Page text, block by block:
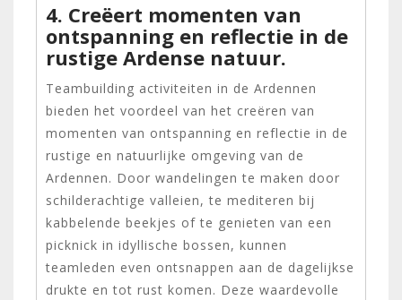
4. Creëert momenten van
ontspanning en reflectie in de
rustige Ardense natuur.
Teambuilding activiteiten in de Ardennen
bieden het voordeel van het creëren van
momenten van ontspanning en reflectie in de
rustige en natuurlijke omgeving van de
Ardennen. Door wandelingen te maken door
schilderachtige valleien, te mediteren bij
kabbelende beekjes of te genieten van een
picknick in idyllische bossen, kunnen
teamleden even ontsnappen aan de dagelijkse
drukte en tot rust komen. Deze waardevolle